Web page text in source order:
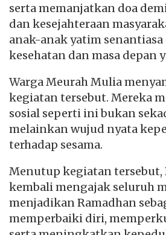
serta memanjatkan doa
dan kesejahteraan
anak-anak yatim
kesehatan dan masa depan
Warga Meurah Mulia
kegiatan tersebut. Mereka
sosial seperti ini bukan
melainkan wujud nyata
terhadap sesama.
Menutup kegiatan tersebut,
kembali mengajak seluruh
menjadikan Ramadhan
memperbaiki diri,